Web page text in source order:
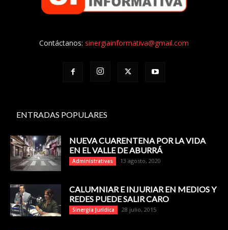
Contáctanos: sinergiainformativa@gmail.com
ENTRADAS POPULARES
NUEVA CUARENTENA POR LA VIDA
EN EL VALLE DE ABURRÁ
Administrativas 13 agosto, 2020
CALUMNIAR E INJURIAR EN MEDIOS Y
REDES PUEDE SALIR CARO
Sinergia Jurídica 28 julio, 2015